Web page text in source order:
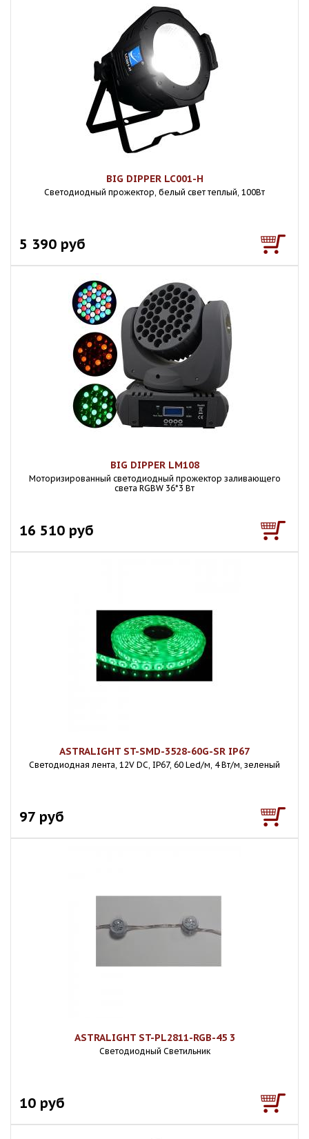
BIG DIPPER LC001-H
Светодиодный прожектор, белый свет теплый, 100Вт
5 390 руб
BIG DIPPER LM108
Моторизированный светодиодный прожектор заливающего
света RGBW 36*3 Вт
16 510 руб
ASTRALIGHT ST-SMD-3528-60G-SR IP67
Светодиодная лента, 12V DC, IP67, 60 Led/м, 4 Вт/м, зеленый
97 руб
ASTRALIGHT ST-PL2811-RGB-45 3
Светодиодный Светильник
10 руб